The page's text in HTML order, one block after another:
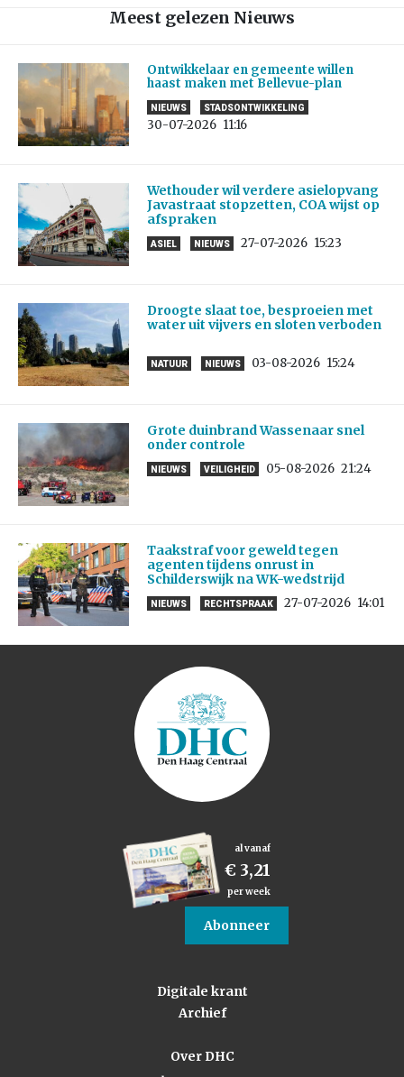
Meest gelezen Nieuws
Ontwikkelaar en gemeente willen
haast maken met Bellevue-plan
NIEUWS STADSONTWIKKELING
30-07-2026 11:16
Wethouder wil verdere asielopvang
Javastraat stopzetten, COA wijst op
afspraken
ASIEL NIEUWS 27-07-2026 15:23
Droogte slaat toe, besproeien met
water uit vijvers en sloten verboden
NATUUR NIEUWS 03-08-2026 15:24
Grote duinbrand Wassenaar snel
onder controle
NIEUWS VEILIGHEID 05-08-2026 21:24
Taakstraf voor geweld tegen
agenten tijdens onrust in
Schilderswijk na WK-wedstrijd
NIEUWS RECHTSPRAAK 27-07-2026 14:01
al vanaf
€ 3,21
per week
Abonneer
Digitale krant
Archief
Over DHC